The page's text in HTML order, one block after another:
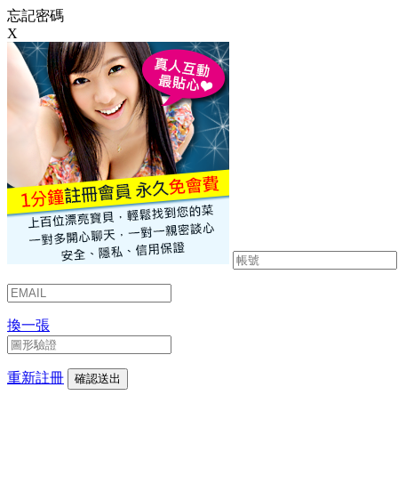
忘記密碼
X
換一張
重新註冊 確認送出